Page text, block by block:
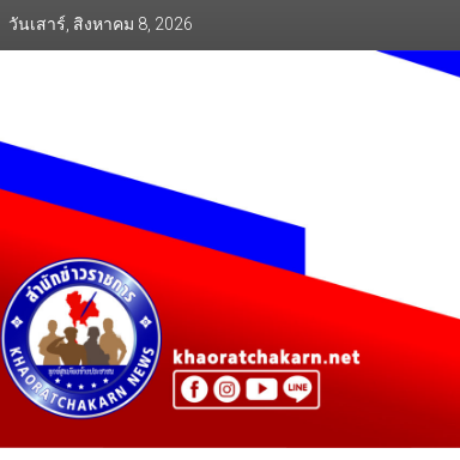
วันเสาร์, สิงหาคม 8, 2026